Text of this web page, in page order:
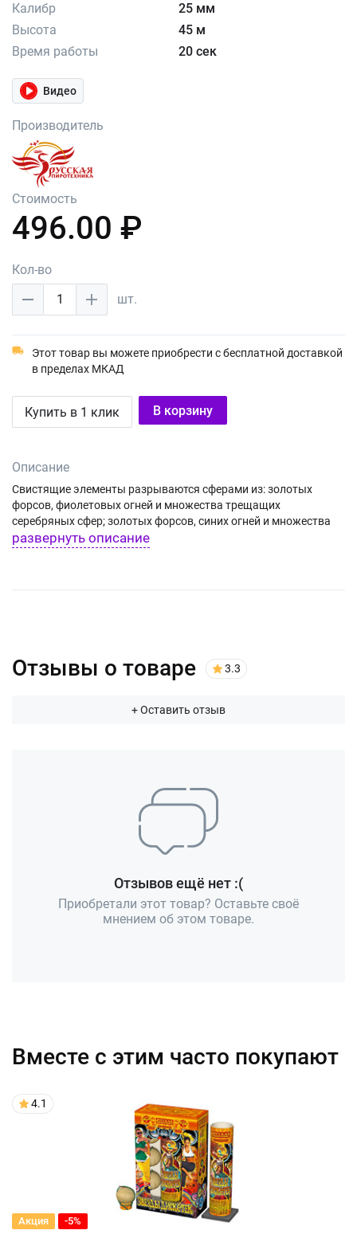
Калибр
25 мм
Высота
45 м
Время работы
20 сек
Видео
Производитель
Стоимость
496.00 ₽
Кол-во
1
шт.
Этот товар вы можете приобрести с бесплатной доставкой
в пределах МКАД
Купить в 1 клик В корзину
Описание
Свистящие элементы разрываются сферами из: золотых
форсов, фиолетовых огней и множества трещащих
серебряных сфер; золотых форсов, синих огней и множества
трещащих золотых сфер.
развернуть описание
Отзывы о товаре 3.3
+ Оставить отзыв
Отзывов ещё нет :(
Приобретали этот товар? Оставьте своё
мнением об этом товаре.
Вместе с этим часто покупают
4.1
Акция -5%